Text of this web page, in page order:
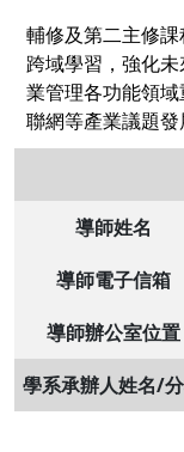
輔修及第二主修
跨域學習，強化
業管理各功能領
聯網等產業議題發
導師姓名
導師電子信箱
導師辦公室位置
學系承辦人姓名/